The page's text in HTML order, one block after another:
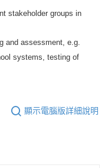
stakeholder groups in
and assessment, e.g.
systems, testing of
顯示電腦版詳細說明